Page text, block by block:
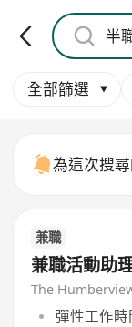
全部篩選
為這次搜
兼職
兼職活動助
The
彈性工作